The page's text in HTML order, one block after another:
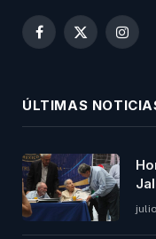
Facebook
X
ÚLTIMAS